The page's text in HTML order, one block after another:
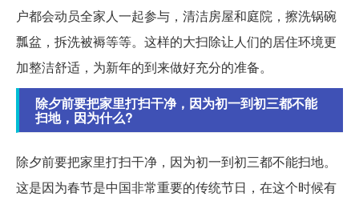
户都会动员全家人一起参与，清洁房屋和庭院，擦洗锅碗
瓢盆，拆洗被褥等等。这样的大扫除让人们的居住环境更
加整洁舒适，为新年的到来做好充分的准备。
除夕前要把家里打扫干净，因为初一到初三都不能
扫地，因为什么?
除夕前要把家里打扫干净，因为初一到初三都不能扫地。
这是因为春节是中国非常重要的传统节日，在这个时候有